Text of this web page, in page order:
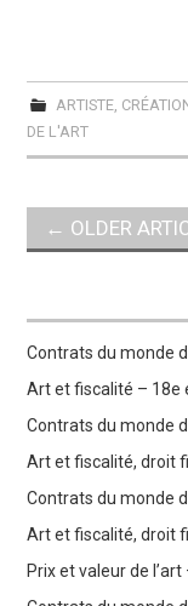
ARTISTE,
DE L'ART
Post
navigation
← OLDER
Contrats du monde
Art et fiscalité – 18e
Contrats du monde
Art et fiscalité, droit
Contrats du monde
Art et fiscalité, droit
Prix et valeur de